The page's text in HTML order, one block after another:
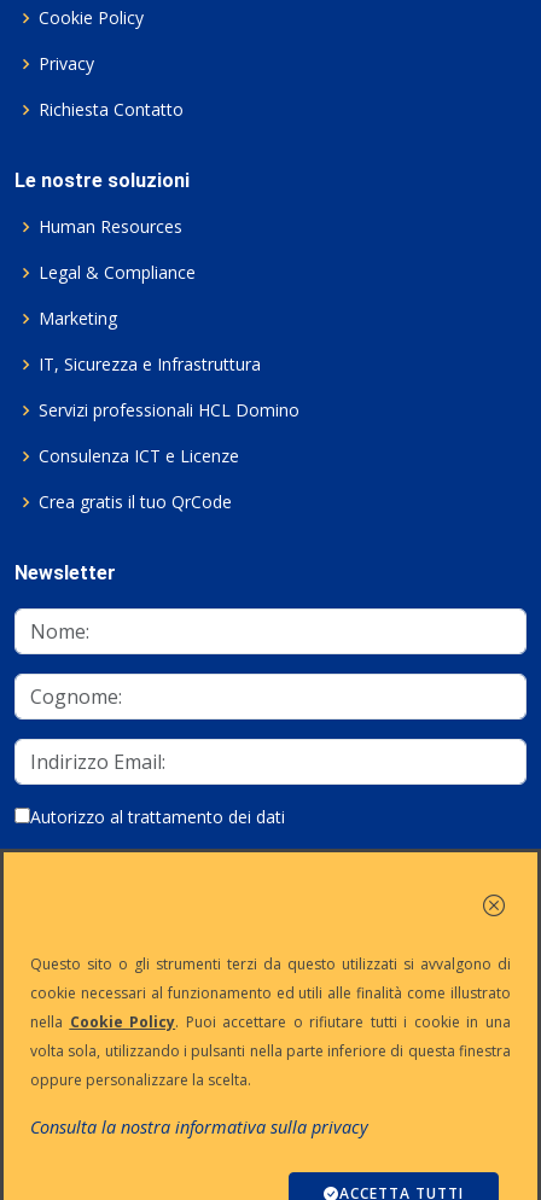
Cookie Policy
Privacy
Richiesta Contatto
Le nostre soluzioni
Human Resources
Legal & Compliance
Marketing
IT, Sicurezza e Infrastruttura
Servizi professionali HCL Domino
Consulenza ICT e Licenze
Crea gratis il tuo QrCode
Newsletter
Autorizzo al trattamento dei dati
Partita Iva:
IT13383650150
Capitale
Sociale: €
10.500 i.v.
Iscrizione
REA n° MI-
Reg. Imp. n°
MI-2001-
: digiway@legalmail.it
Copyright © Digiway Srl - Designed by Digiway Srl - Powered by HCL
Software Domino
Questo sito o gli strumenti terzi da questo utilizzati si avvalgono di
cookie necessari al funzionamento ed utili alle finalità come illustrato
nella Cookie Policy. Puoi accettare o rifiutare tutti i cookie in una
volta sola, utilizzando i pulsanti nella parte inferiore di questa finestra
oppure personalizzare la scelta.
Consulta la nostra informativa sulla privacy
ACCETTA TUTTI